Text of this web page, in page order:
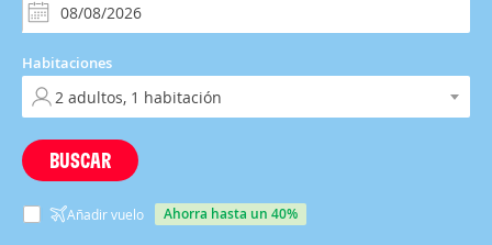
Habitaciones
BUSCAR
Añadir vuelo ahorra hasta un 40%